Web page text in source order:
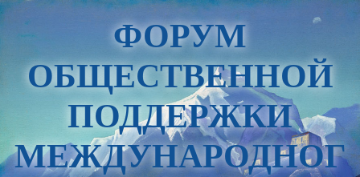
ФОРУМ
ОБЩЕСТВЕННОЙ
ПОДДЕРЖКИ
МЕЖДУНАРОДНОГ